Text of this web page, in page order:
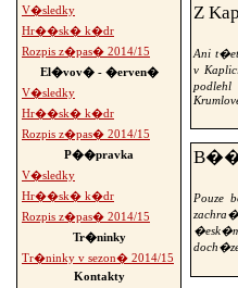
V�sledky
Hr��sk� k�dr
Rozpis z�pas� 2014/15
El�vov� - �erven�
V�sledky
Hr��sk� k�dr
Rozpis z�pas� 2014/15
P��pravka
V�sledky
Hr��sk� k�dr
Rozpis z�pas� 2014/15
Tr�ninky
Tr�ninky v sezon� 2014/15
Kontakty
Z
Ani
v
Pouze